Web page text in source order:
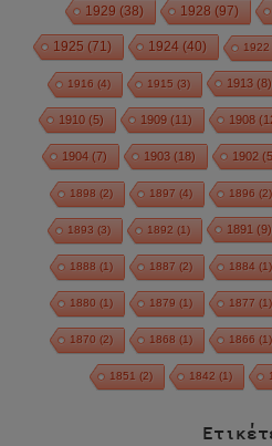
1929 (38) 1928 (97)
1925 (71) 1924 (40) 1922
1916 (4) 1915 (3) 1913 (8)
1910 (5) 1909 (11) 1908
1904 (7) 1903 (18) 1902
1898 (2) 1897 (4) 1896 (2)
1893 (3) 1892 (1) 1891 (9)
1888 (1) 1887 (2) 1884 (1)
1880 (1) 1879 (1) 1877 (1)
1870 (2) 1868 (1) 1866 (1)
1851 (2) 1842 (1)